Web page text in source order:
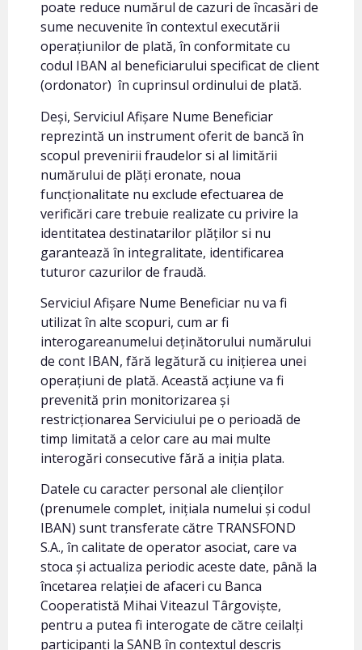
poate reduce numărul de cazuri de încasări de
sume necuvenite în contextul executării
operațiunilor de plată, în conformitate cu
codul IBAN al beneficiarului specificat de client
(ordonator) în cuprinsul ordinului de plată.
Deși, Serviciul Afișare Nume Beneficiar
reprezintă un instrument oferit de bancă în
scopul prevenirii fraudelor si al limitării
numărului de plăți eronate, noua
funcționalitate nu exclude efectuarea de
verificări care trebuie realizate cu privire la
identitatea destinatarilor plăților si nu
garantează în integralitate, identificarea
tuturor cazurilor de fraudă.
Serviciul Afișare Nume Beneficiar nu va fi
utilizat în alte scopuri, cum ar fi
interogareanumelui deținătorului numărului
de cont IBAN, fără legătură cu inițierea unei
operațiuni de plată. Această acțiune va fi
prevenită prin monitorizarea și
restricționarea Serviciului pe o perioadă de
timp limitată a celor care au mai multe
interogări consecutive fără a iniția plata.
Datele cu caracter personal ale clienților
(prenumele complet, inițiala numelui și codul
IBAN) sunt transferate către TRANSFOND
S.A., în calitate de operator asociat, care va
stoca și actualiza periodic aceste date, până la
încetarea relației de afaceri cu Banca
Cooperatistă Mihai Viteazul Târgoviște,
pentru a putea fi interogate de către ceilalți
participanți la SANB în contextul descris